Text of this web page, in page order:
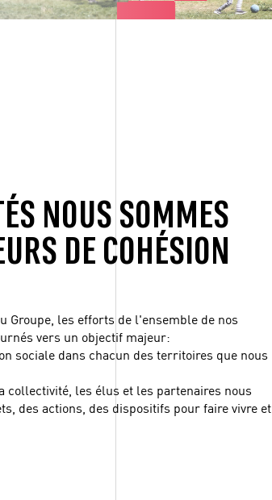
NOUS SOMMES
DE COHÉSION
Groupe, les efforts de l'ensemble de nos
vers un objectif majeur:
sociale dans chacun des territoires que nous
collectivité, les élus et les partenaires nous
des actions, des dispositifs pour faire vivre et